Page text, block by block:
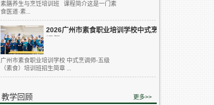
素膳养生与烹饪培训班 课程简介这是一门素
食医道·素...
2026广州市素食职业培训学校中式烹
广州市素食职业培训学校 中式烹调师-五级
（素食）培训班招生简章 ...
教学回顾 更多>>